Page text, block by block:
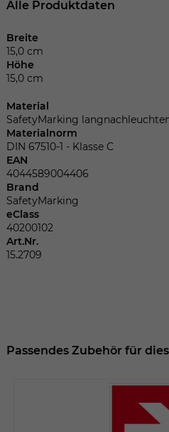
Alle Produktdaten
Breite
15,0 cm
Höhe
15,0 cm
Material
SafetyMarking
Materialnorm
DIN 67510-1 - Klasse C
EAN
4044589004406
Brand
SafetyMarking
eClass
40200102
Art.Nr.
15.2709
Passendes Zubehör für
Zweck
Name
Laufzeit
Zweck